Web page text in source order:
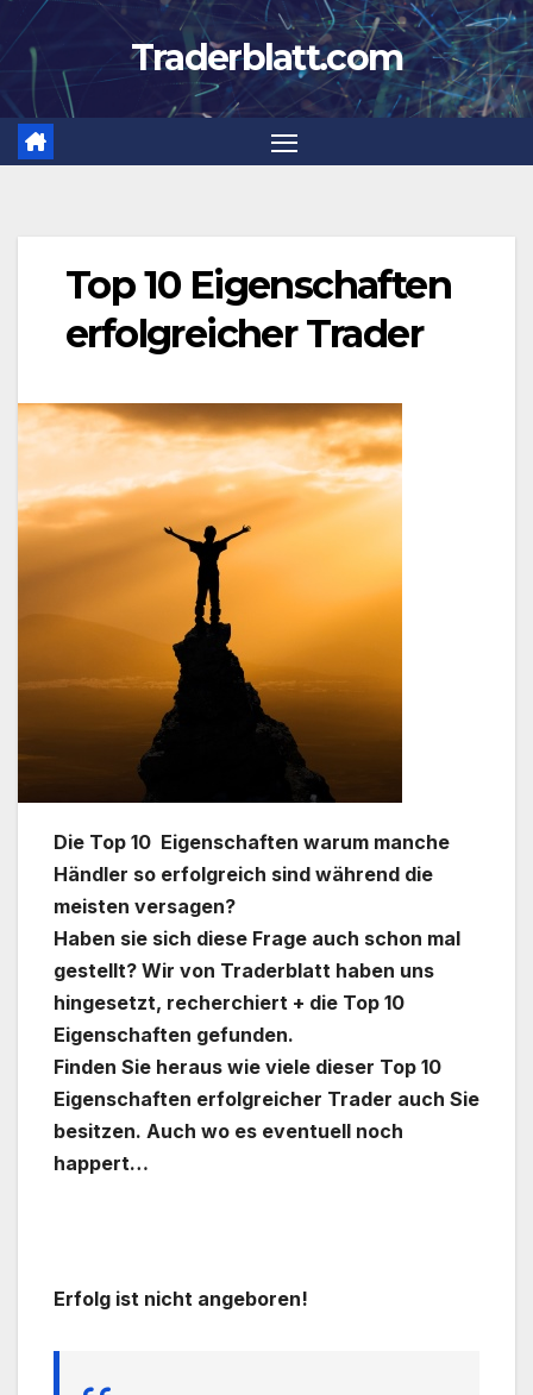
Zum
Inhalt
springen
Traderblatt.com
Top 10 Eigenschaften
erfolgreicher Trader
Die Top 10 Eigenschaften warum manche
Händler so erfolgreich sind während die
meisten versagen?
Haben sie sich diese Frage auch schon mal
gestellt? Wir von Traderblatt haben uns
hingesetzt, recherchiert + die Top 10
Eigenschaften gefunden.
Finden Sie heraus wie viele dieser Top 10
Eigenschaften erfolgreicher Trader auch Sie
besitzen. Auch wo es eventuell noch
happert…
Erfolg ist nicht angeboren!